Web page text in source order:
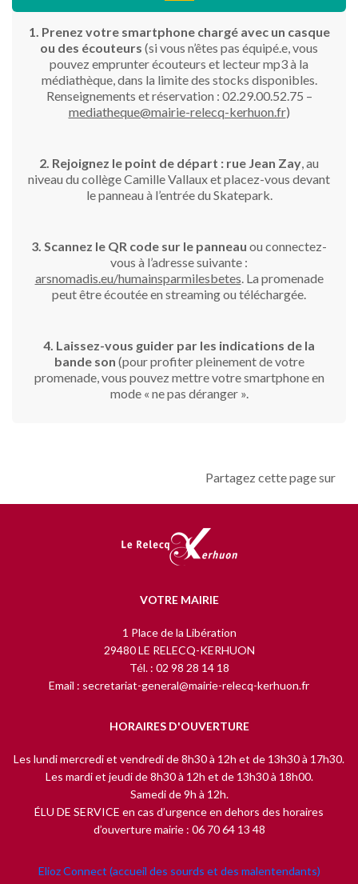
1. Prenez votre smartphone chargé avec un casque
ou des écouteurs (si vous n’êtes pas équipé.e, vous
pouvez emprunter écouteurs et lecteur mp3 à la
médiathèque, dans la limite des stocks disponibles.
Renseignements et réservation : 02.29.00.52.75 –
mediatheque@mairie-relecq-kerhuon.fr)
2. Rejoignez le point de départ : rue Jean Zay, au
niveau du collège Camille Vallaux et placez-vous devant
le panneau à l’entrée du Skatepark.
3. Scannez le QR code sur le panneau ou connectez-
vous à l’adresse suivante :
arsnomadis.eu/humainsparmilesbetes. La promenade
peut être écoutée en streaming ou téléchargée.
4. Laissez-vous guider par les indications de la
bande son (pour profiter pleinement de votre
promenade, vous pouvez mettre votre smartphone en
mode « ne pas déranger ».
Partagez cette page sur
VOTRE MAIRIE
1 Place de la Libération
29480 LE RELECQ-KERHUON
Tél. : 02 98 28 14 18
Email : secretariat-general@mairie-relecq-kerhuon.fr
HORAIRES D'OUVERTURE
Les lundi mercredi et vendredi de 8h30 à 12h et de 13h30 à 17h30.
Les mardi et jeudi de 8h30 à 12h et de 13h30 à 18h00.
Samedi de 9h à 12h.
ÉLU DE SERVICE en cas d’urgence en dehors des horaires
d’ouverture mairie : 06 70 64 13 48
Elioz Connect (accueil des sourds et des malentendants)